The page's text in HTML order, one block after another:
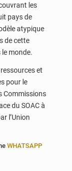
les
pays de
atypique
de cette
monde.
et
pour le
Commissions
du SOAC à
l’Union
WHATSAPP